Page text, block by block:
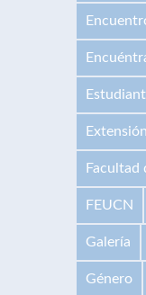
Facultad
FEUCN
Galería
Género